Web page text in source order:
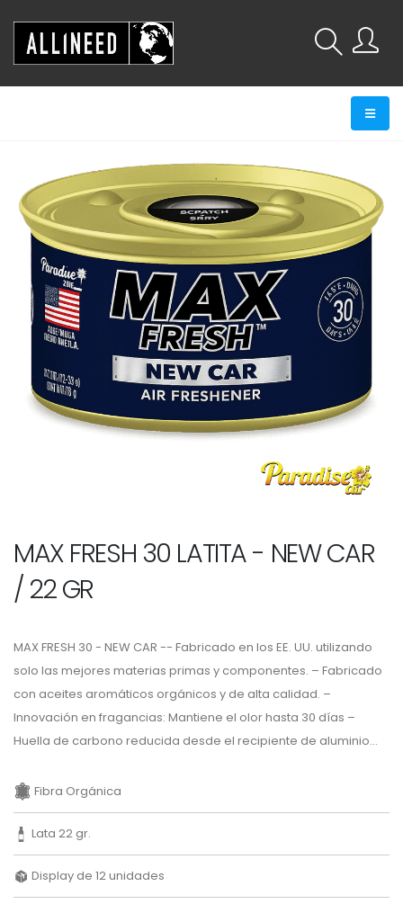
MAX FRESH 30 LATITA - NEW CAR
/ 22 GR
MAX FRESH 30 - NEW CAR -- Fabricado en los EE. UU. utilizando
solo las mejores materias primas y componentes. – Fabricado
con aceites aromáticos orgánicos y de alta calidad. –
Innovación en fragancias: Mantiene el olor hasta 30 días –
Huella de carbono reducida desde el recipiente de aluminio...
Fibra Orgánica
Lata 22 gr.
Display de 12 unidades